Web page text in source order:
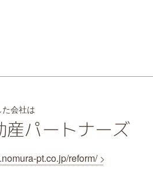
会社は
産パートナーズ
pt.co.jp/reform/